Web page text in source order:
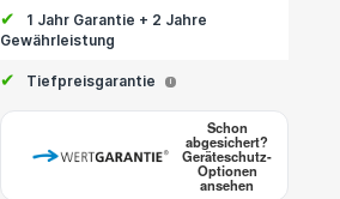
✔
1 Jahr Garantie + 2 Jahre
Gewährleistung
✔ Tiefpreisgarantie i
Schon
abgesichert?
Geräteschutz-
Optionen
ansehen